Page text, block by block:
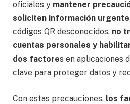
oficiales y mantener
soliciten información urgente
códigos QR desconocidos, no
cuentas personales y
dos factores en aplicaciones
clave para proteger datos y
Con estas precauciones, los